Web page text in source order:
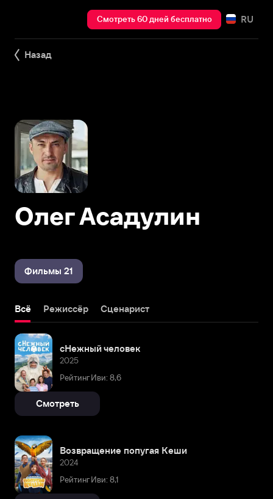
Смотреть 60 дней бесплатно RU
Назад
Олег Асадулин
Фильмы 21
Всё Режиссёр Сценарист
сНежный человек
2025
Рейтинг Иви: 8,6
Смотреть
Возвращение попугая Кеши
2024
Рейтинг Иви: 8,1